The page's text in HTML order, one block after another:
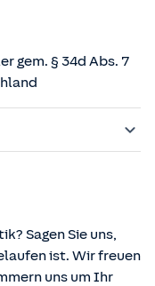
gem. § 34d Abs. 7
(VAG)
und -
Sagen Sie uns,
ist. Wir freuen
uns um Ihr